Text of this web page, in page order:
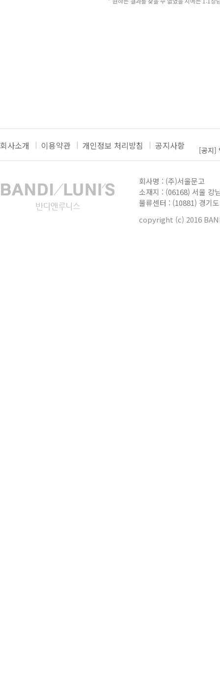
회사소개 이용약관 개인정보 처리방침 공지사항
[공지]
[공지]
[공지]
더보기
회사명 : (주)서울문고
소재지 : (06168) 서울 강
물류센터 : (10881) 경기
copyright (c) 2016